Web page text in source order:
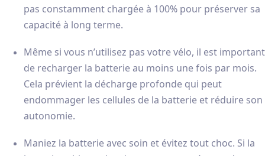
pas constamment chargée à 100% pour préserver sa
capacité à long terme.
Même si vous n’utilisez pas votre vélo, il est important
de recharger la batterie au moins une fois par mois.
Cela prévient la décharge profonde qui peut
endommager les cellules de la batterie et réduire son
autonomie.
Maniez la batterie avec soin et évitez tout choc. Si la